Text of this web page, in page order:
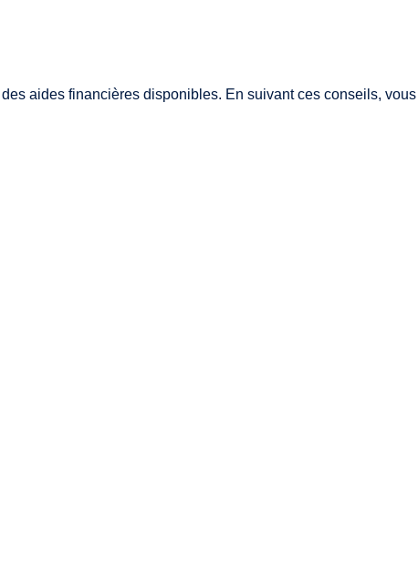
des aides financières disponibles. En suivant ces conseils, vous